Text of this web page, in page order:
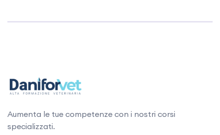
Aumenta le tue competenze con i nostri corsi
specializzati.